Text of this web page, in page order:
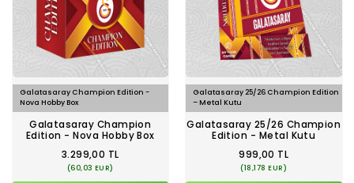
Galatasaray Champion Edition -
Nova Hobby Box
Galatasaray Champion
Edition - Nova Hobby Box
3.299,00 TL
(60,03 EUR)
Galatasaray 25/26 Champion Edition
– Metal Kutu
Galatasaray 25/26 Champion
Edition - Metal Kutu
999,00 TL
(18,178 EUR)